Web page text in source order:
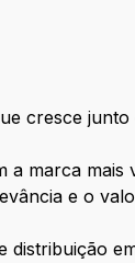
cresce
marca
e o
distribuição